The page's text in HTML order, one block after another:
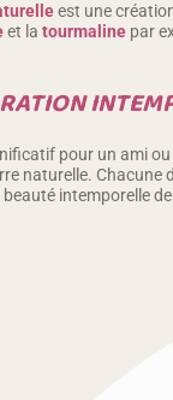
est une
et la tourmalinepar
pour un ami
naturelle.
intemporelle de